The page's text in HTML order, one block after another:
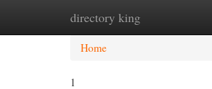
directory king
Home New Site Listings
Home
1